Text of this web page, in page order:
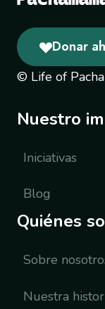
Donar
© Life of
Nuestro
Iniciativas
Blog
Quiénes
Sobre
Nuestra